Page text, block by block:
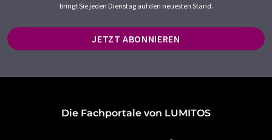
bringt Sie jeden Dienstag auf den neuesten Stand.
JETZT ABONNIEREN
Die Fachportale von LUMITOS